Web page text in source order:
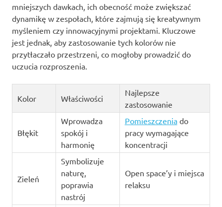
mniejszych dawkach, ich obecność może zwiększać
dynamikę w zespołach, które zajmują się kreatywnym
myśleniem czy innowacyjnymi projektami. Kluczowe
jest jednak, aby zastosowanie tych kolorów nie
przytłaczało przestrzeni, co mogłoby prowadzić do
uczucia rozproszenia.
Kolor Właściwości
Najlepsze
zastosowanie
Błękit
Wprowadza
spokój i
harmonię
Pomieszczeniado
pracy wymagające
koncentracji
Zieleń
Symbolizuje
naturę,
poprawia
nastrój
Open space’y i miejsca
relaksu